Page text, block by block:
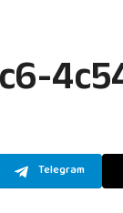
Telegram